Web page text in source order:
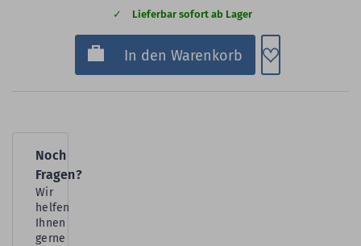
Lieferbar sofort ab Lager
In den Warenkorb Zum
Noch
Fragen?
Wir
helfen
Ihnen
gerne